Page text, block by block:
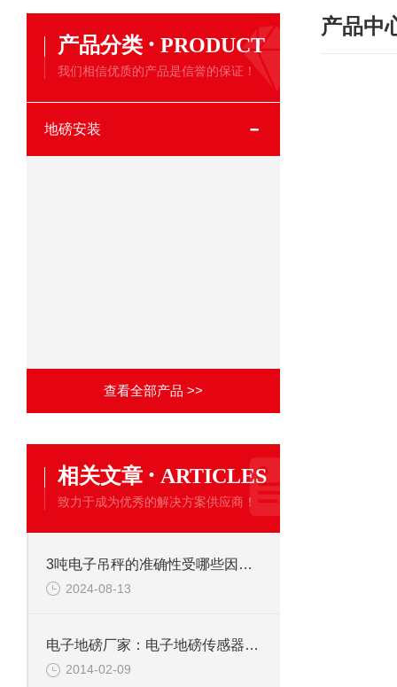
产品分类 · PRODUCT
我们相信优质的产品是信誉的保证！
地磅安装
查看全部产品 >>
相关文章 · ARTICLES
致力于成为优秀的解决方案供应商！
3吨电子吊秤的准确性受哪些因素影响？
2024-08-13
电子地磅厂家：电子地磅传感器固定螺栓
2014-02-09
产品中